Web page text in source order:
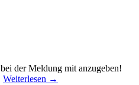
der Meldung mit anzugeben!
Weiterlesen →